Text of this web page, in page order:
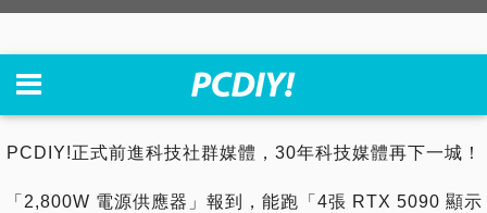
PCDIY!正式前進科技社群媒體，30年科技媒體再下一城！
「2,800W 電源供應器」報到，能跑「4張 RTX 5090 顯示